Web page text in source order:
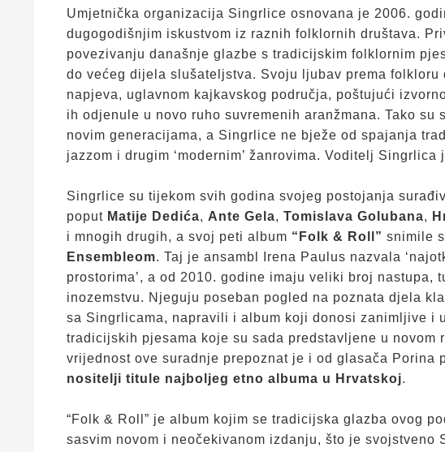
Umjetnička organizacija Singrlice osnovana je 2006.
dugogodišnjim iskustvom iz raznih folklornih društava.
povezivanju današnje glazbe s tradicijskim folklornim
do većeg dijela slušateljstva. Svoju ljubav prema
napjeva, uglavnom kajkavskog područja, poštujući
ih odjenule u novo ruho suvremenih aranžmana. Tako su
novim generacijama, a Singrlice ne bježe od spajanja
jazzom i drugim ‘modernim’ žanrovima. Voditelj
Singrlice su tijekom svih godina svojeg postojanja
poput Matije Dedića, Ante Gela, Tomislava Golubana,
i mnogih drugih, a svoj peti album “Folk & Roll” snimile
Ensembleom. Taj je ansambl Irena Paulus nazvala
prostorima’, a od 2010. godine imaju veliki broj nastupa,
inozemstvu. Njeguju poseban pogled na poznata djela
sa Singrlicama, napravili i album koji donosi zanimljive i
tradicijskih pjesama koje su sada predstavljene u novom
vrijednost ove suradnje prepoznat je i od glasača Porina
nositelji titule najboljeg etno albuma u Hrvatskoj.
“Folk & Roll” je album kojim se tradicijska glazba ovog
sasvim novom i neočekivanom izdanju, što je svojstveno